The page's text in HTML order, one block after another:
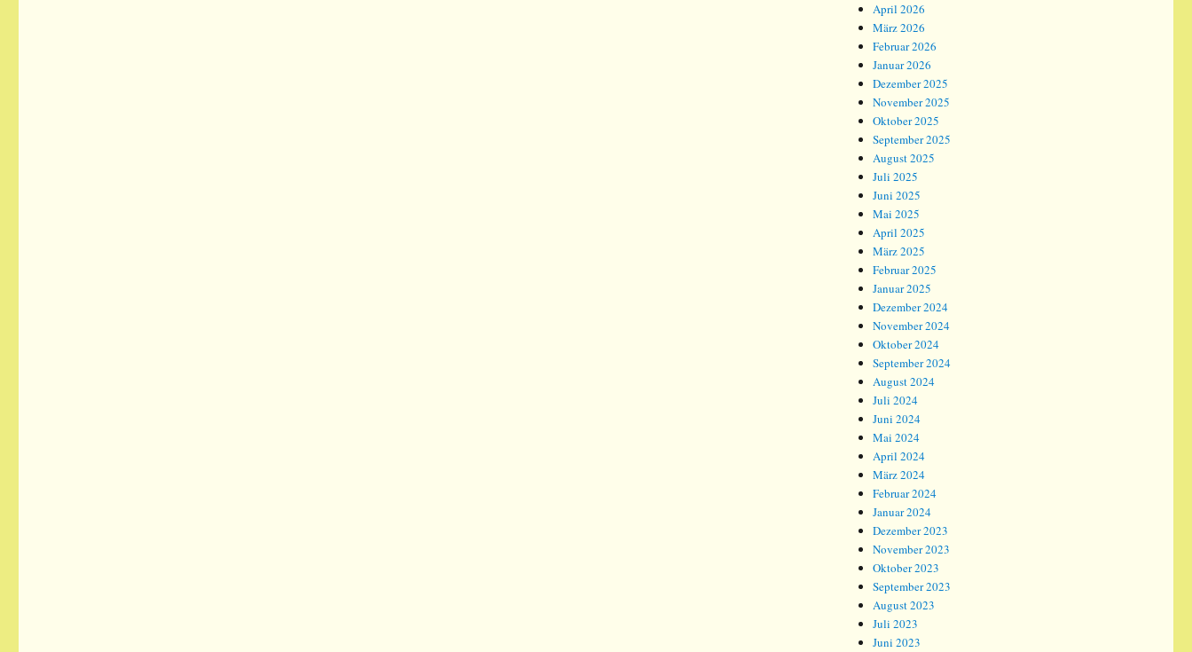
April 2026
März 2026
Februar 2026
Januar 2026
Dezember 2025
November 2025
Oktober 2025
September 2025
August 2025
Juli 2025
Juni 2025
Mai 2025
April 2025
März 2025
Februar 2025
Januar 2025
Dezember 2024
November 2024
Oktober 2024
September 2024
August 2024
Juli 2024
Juni 2024
Mai 2024
April 2024
März 2024
Februar 2024
Januar 2024
Dezember 2023
November 2023
Oktober 2023
September 2023
August 2023
Juli 2023
Juni 2023